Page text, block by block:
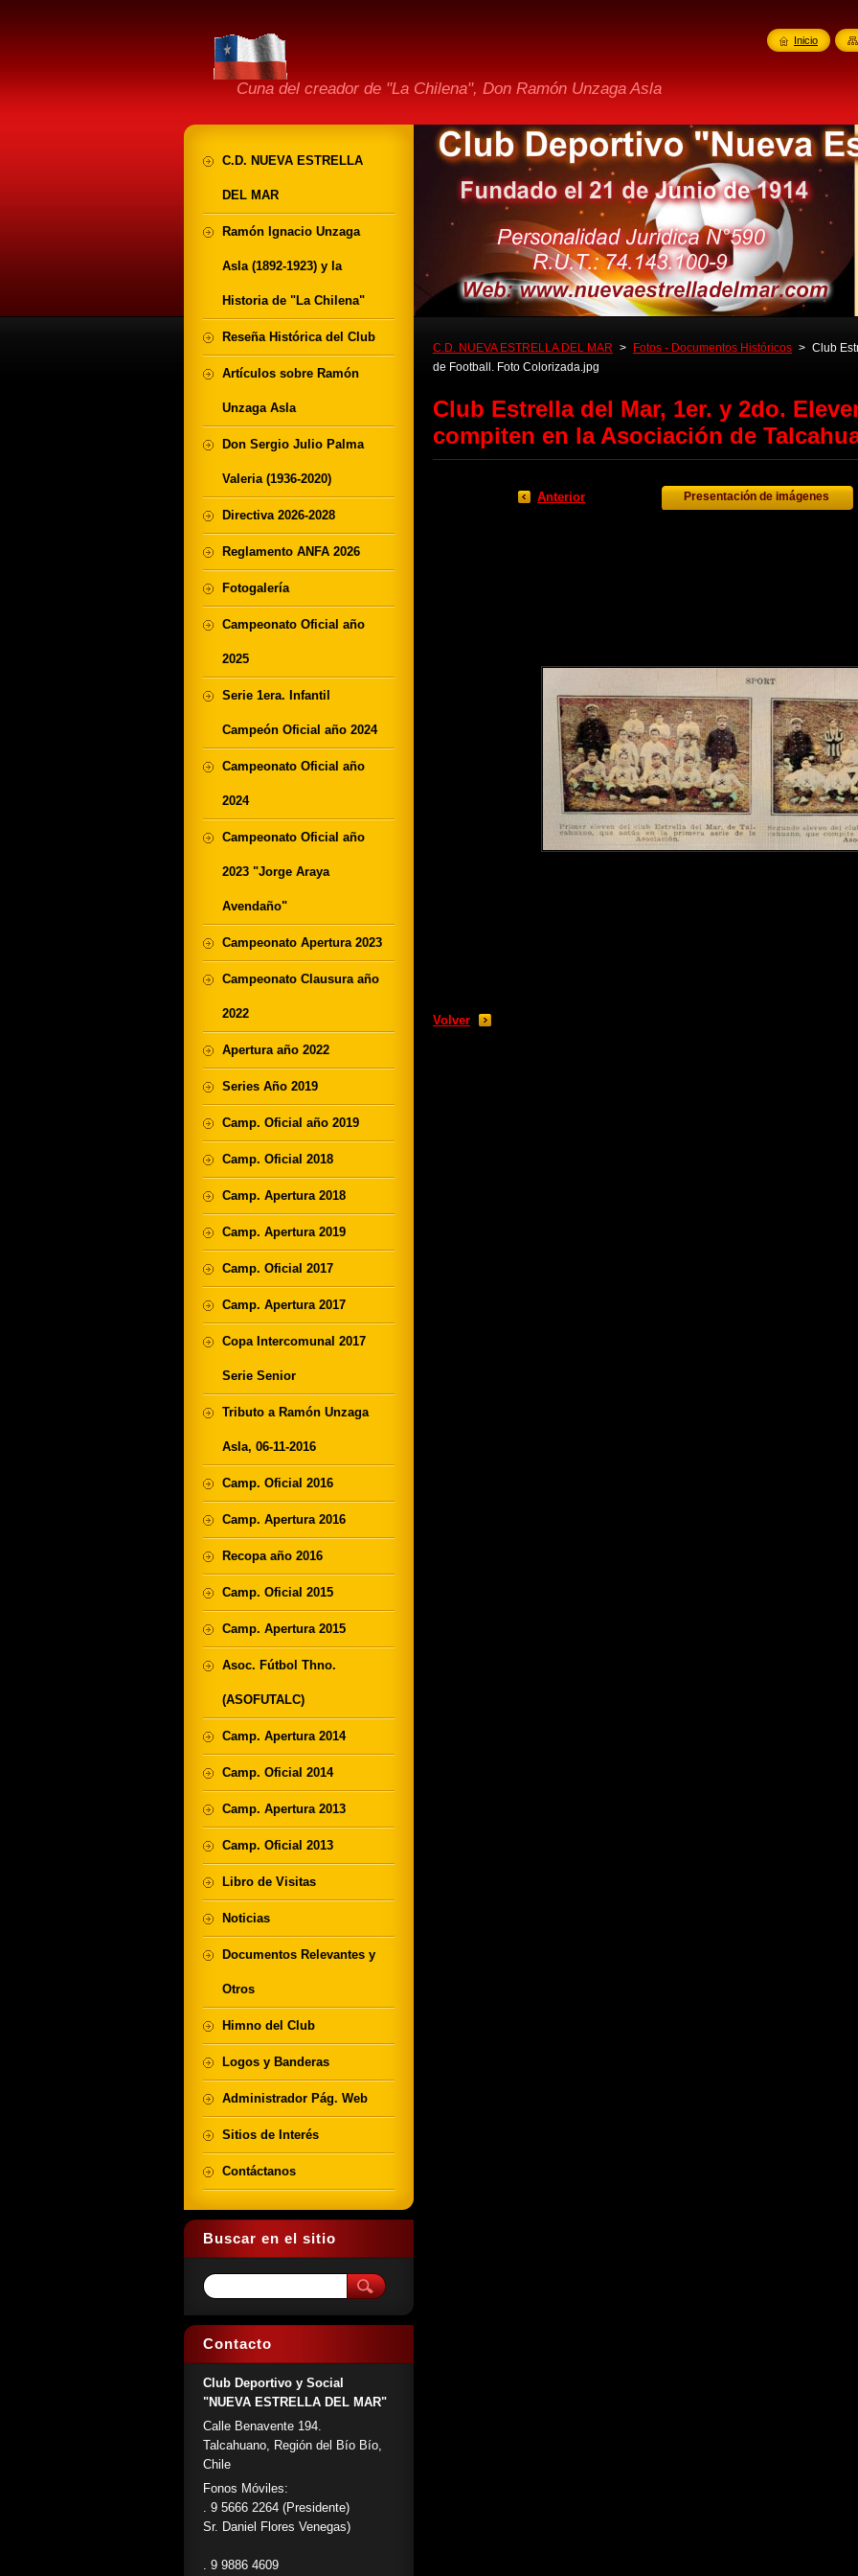
Cuna del creador de "La Chilena", Don Ramón Unzaga Asla
C.D. NUEVA ESTRELLA DEL MAR > Fotos - Documentos Históricos > Club
de Football. Foto Colorizada.jpg
Club Estrella del Mar, 1er. y 2do.
compiten en la Asociación de
Anterior Presentación de imágenes
Volver
C.D. NUEVA ESTRELLA
DEL MAR
Ramón Ignacio Unzaga
Asla (1892-1923) y la
Historia de "La Chilena"
Reseña Histórica del Club
Artículos sobre Ramón
Unzaga Asla
Don Sergio Julio Palma
Valeria (1936-2020)
Directiva 2026-2028
Reglamento ANFA 2026
Fotogalería
Campeonato Oficial año
2025
Serie 1era. Infantil
Campeón Oficial año 2024
Campeonato Oficial año
2024
Campeonato Oficial año
2023 "Jorge Araya
Avendaño"
Campeonato Apertura 2023
Campeonato Clausura año
2022
Apertura año 2022
Series Año 2019
Camp. Oficial año 2019
Camp. Oficial 2018
Camp. Apertura 2018
Camp. Apertura 2019
Camp. Oficial 2017
Camp. Apertura 2017
Copa Intercomunal 2017
Serie Senior
Tributo a Ramón Unzaga
Asla, 06-11-2016
Camp. Oficial 2016
Camp. Apertura 2016
Recopa año 2016
Camp. Oficial 2015
Camp. Apertura 2015
Asoc. Fútbol Thno.
(ASOFUTALC)
Camp. Apertura 2014
Camp. Oficial 2014
Camp. Apertura 2013
Camp. Oficial 2013
Libro de Visitas
Noticias
Documentos Relevantes y
Otros
Himno del Club
Logos y Banderas
Administrador Pág. Web
Sitios de Interés
Contáctanos
Buscar en el sitio
Contacto
Club Deportivo y Social
"NUEVA ESTRELLA DEL MAR"
Calle Benavente 194.
Talcahuano, Región del Bío Bío,
Chile
Fonos Móviles:
. 9 5666 2264 (Presidente)
Sr. Daniel Flores Venegas)
. 9 9886 4609
Inicio